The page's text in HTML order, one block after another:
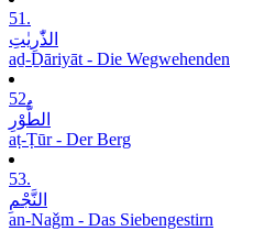
51.
الذّٰرِیٰتِ
aḏ-Ḏāriyāt - Die Wegwehenden
52.
الطُّوْرِ
aṭ-Ṭūr - Der Berg
53.
النَّجْمِ
an-Naǧm - Das Siebengestirn